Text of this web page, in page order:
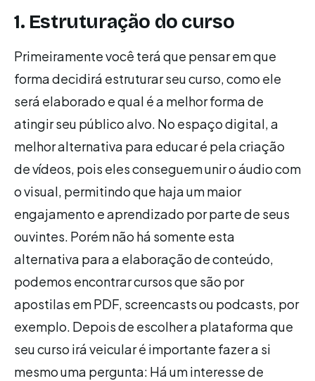
1. Estruturação do curso
Primeiramente você terá que pensar em que
forma decidirá estruturar seu curso, como ele
será elaborado e qual é a melhor forma de
atingir seu público alvo. No espaço digital, a
melhor alternativa para educar é pela criação
de vídeos, pois eles conseguem unir o áudio com
o visual, permitindo que haja um maior
engajamento e aprendizado por parte de seus
ouvintes. Porém não há somente esta
alternativa para a elaboração de conteúdo,
podemos encontrar cursos que são por
apostilas em PDF, screencasts ou podcasts, por
exemplo. Depois de escolher a plataforma que
seu curso irá veicular é importante fazer a si
mesmo uma pergunta: Há um interesse de